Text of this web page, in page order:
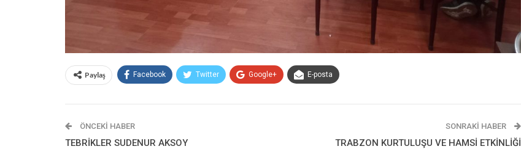
Paylaş Facebook Twitter Google+ E-posta
ÖNCEKI HABER
TEBRİKLER SUDENUR AKSOY
SONRAKI HABER
TRABZON KURTULUŞU VE HAMSİ ETKİNLİĞİ